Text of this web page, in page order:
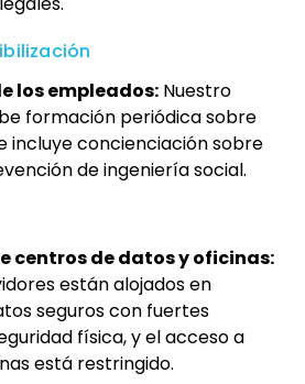
los empleados: Nuestro
formación periódica sobre
incluye concienciación sobre
de ingeniería social.
centros de datos y oficinas:
están alojados en
seguros con fuertes
física, y el acceso a
está restringido.